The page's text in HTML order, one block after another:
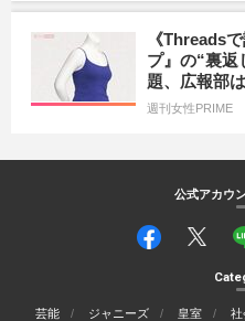
《Threads
プ』の“裏返
題、広報部
週刊女性PRIME
公式アカウ
芸能 ジャニーズ 皇室 社